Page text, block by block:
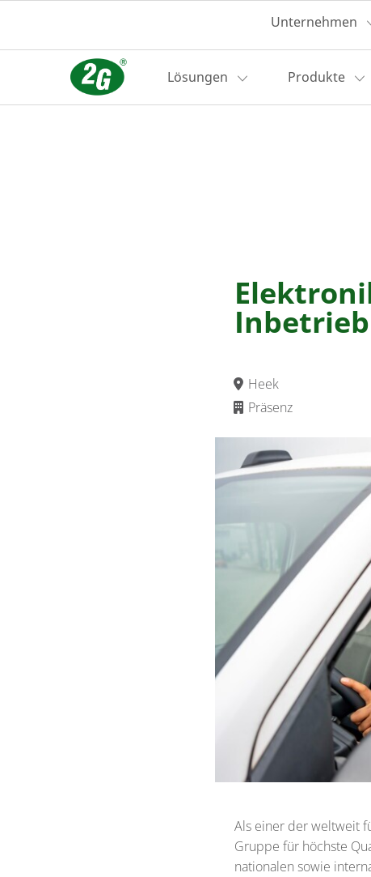
Unternehmen
Lösungen Produkte
Heek
Präsenz
Als einer der weltweit
Gruppe für höchste
nationalen sowie